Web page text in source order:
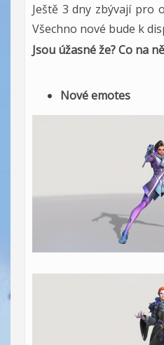
Ještě 3 dny zbývají pro
Všechno nové bude k
Jsou úžasné že? Co na
Nové emotes